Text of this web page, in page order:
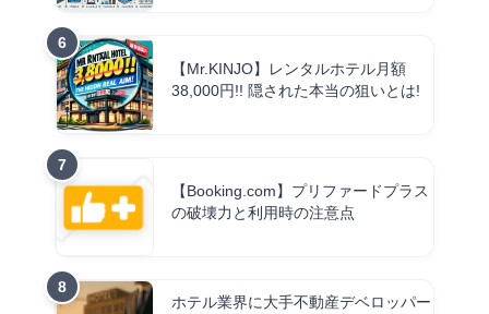
【Mr.KINJO】レンタルホテル月額
38,000円!! 隠された本当の狙いとは!
【Booking.com】プリファードプラス
の破壊力と利用時の注意点
ホテル業界に大手不動産デベロッパー